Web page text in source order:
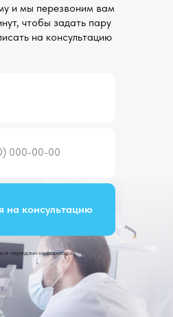
передачи информации
на консультацию
и мы перезвоним вам
чтобы задать пару
на консультацию